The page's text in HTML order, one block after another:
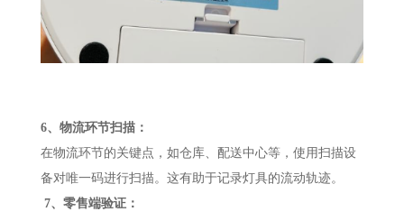
6、物流环节扫描：
在物流环节的关键点，如仓库、配送中心等，使用扫描设
备对唯一码进行扫描。这有助于记录灯具的流动轨迹。
7、零售端验证：